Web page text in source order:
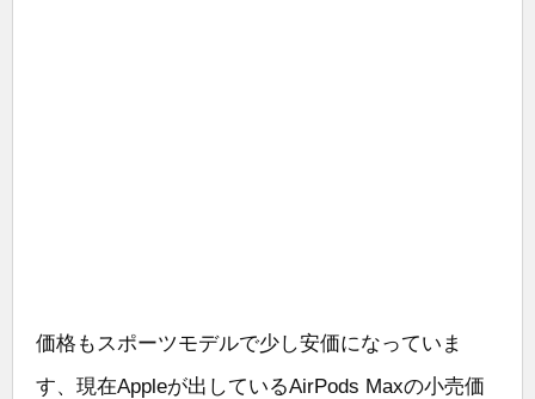
価格もスポーツモデルで少し安価になっていま
す、現在Appleが出しているAirPods Maxの小売価